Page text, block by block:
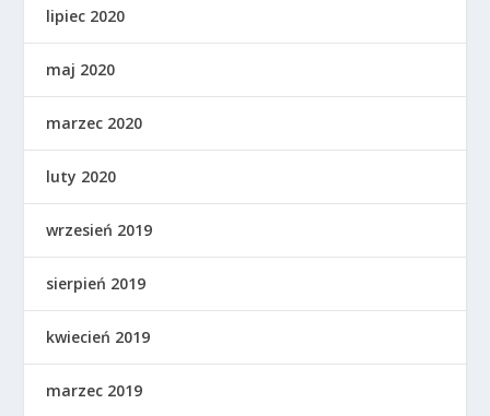
lipiec 2020
maj 2020
marzec 2020
luty 2020
wrzesień 2019
sierpień 2019
kwiecień 2019
marzec 2019